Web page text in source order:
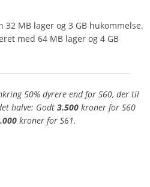
MB lager og 3 GB hukommelse.
med 64 MB lager og 4 GB
50% dyrere end for S60, der til
halve: Godt 3.500 kroner for S60
kroner for S61.